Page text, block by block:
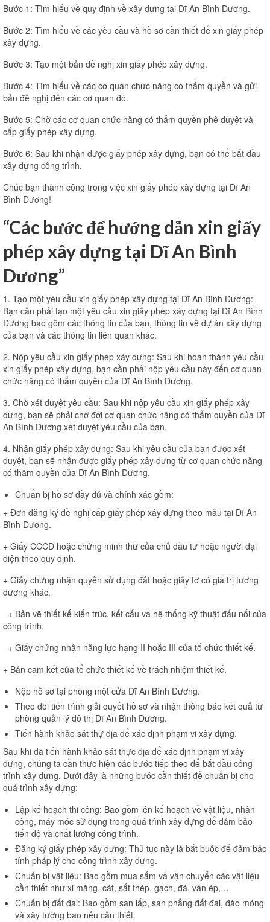
Bước 1: Tìm hiểu về quy định về xây dựng tại Dĩ An Bình Dương.
Bước 2: Tìm hiểu về các yêu cầu và hồ sơ cần thiết để xin giấy phép
xây dựng.
Bước 3: Tạo một bản đề nghị xin giấy phép xây dựng.
Bước 4: Tìm hiểu về các cơ quan chức năng có thẩm quyền và gửi
bản đề nghị đến các cơ quan đó.
Bước 5: Chờ các cơ quan chức năng có thẩm quyền phê duyệt và
cấp giấy phép xây dựng.
Bước 6: Sau khi nhận được giấy phép xây dựng, bạn có thể bắt đầu
xây dựng công trình.
Chúc bạn thành công trong việc xin giấy phép xây dựng tại Dĩ An
Bình Dương!
“Các bước để hướng dẫn xin giấy
phép xây dựng tại Dĩ An Bình
Dương”
1. Tạo một yêu cầu xin giấy phép xây dựng tại Dĩ An Bình Dương:
Bạn cần phải tạo một yêu cầu xin giấy phép xây dựng tại Dĩ An Bình
Dương bao gồm các thông tin của bạn, thông tin về dự án xây dựng
của bạn và các thông tin liên quan khác.
2. Nộp yêu cầu xin giấy phép xây dựng: Sau khi hoàn thành yêu cầu
xin giấy phép xây dựng, bạn cần phải nộp yêu cầu này đến cơ quan
chức năng có thẩm quyền của Dĩ An Bình Dương.
3. Chờ xét duyệt yêu cầu: Sau khi nộp yêu cầu xin giấy phép xây
dựng, bạn sẽ phải chờ đợi cơ quan chức năng có thẩm quyền của Dĩ
An Bình Dương xét duyệt yêu cầu của bạn.
4. Nhận giấy phép xây dựng: Sau khi yêu cầu của bạn được xét
duyệt, bạn sẽ nhận được giấy phép xây dựng từ cơ quan chức năng
có thẩm quyền của Dĩ An Bình Dương.
Chuẩn bị hồ sơ đầy đủ và chính xác gồm:
+ Đơn đăng ký đề nghị cấp giấy phép xây dựng theo mẫu tại Dĩ An
Bình Dương.
+ Giấy CCCD hoặc chứng minh thư của chủ đầu tư hoặc người đại
diện theo quy định.
+ Giấy chứng nhận quyền sử dụng đất hoặc giấy tờ có giá trị tương
đương khác.
+ Bản vẽ thiết kế kiến trúc, kết cấu và hệ thống kỹ thuật đấu nối của
công trình.
+ Giấy chứng nhận năng lực hạng II hoặc III của tổ chức thiết kế.
+ Bản cam kết của tổ chức thiết kế về trách nhiệm thiết kế.
Nộp hồ sơ tại phòng một cửa Dĩ An Bình Dương.
Theo dõi tiến trình giải quyết hồ sơ và nhận thông báo kết quả từ
phòng quản lý đô thị Dĩ An Bình Dương.
Tiến hành khảo sát thự địa để xác định phạm vi xây dựng.
Sau khi đã tiến hành khảo sát thực địa để xác định phạm vi xây
dựng, chúng ta cần thực hiện các bước tiếp theo để bắt đầu công
trình xây dựng. Dưới đây là những bước cần thiết để chuẩn bị cho
quá trình xây dựng:
Lập kế hoạch thi công: Bao gồm lên kế hoạch về vật liệu, nhân
công, máy móc sử dụng trong quá trình xây dựng để đảm bảo
tiến độ và chất lượng công trình.
Đăng ký giấy phép xây dựng: Thủ tục này là bắt buộc để đảm bảo
tính pháp lý cho công trình xây dựng.
Chuẩn bị vật liệu: Bao gồm mua sắm và vận chuyển các vật liệu
cần thiết như xi măng, cát, sắt thép, gạch, đá, ván ép,…
Chuẩn bị đất đai: Bao gồm san lấp, san phẳng đất đai, đào móng
và xây tường bao nếu cần thiết.